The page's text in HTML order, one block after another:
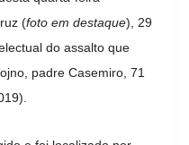
(foto em destaque), 29
do assalto que
padre Casemiro, 71